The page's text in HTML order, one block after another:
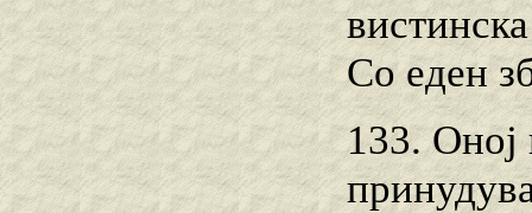
Со еден
133. Оној